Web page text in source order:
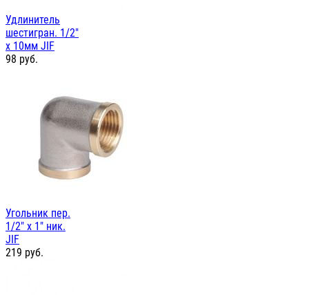
Удлинитель
шестигран. 1/2"
х 10мм JIF
98 руб.
Угольник пер.
1/2" х 1" ник.
JIF
219 руб.